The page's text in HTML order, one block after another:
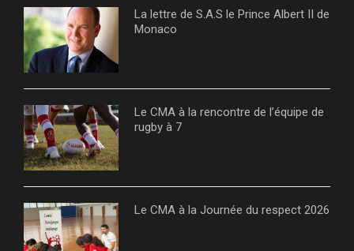
La lettre de S.A.S le Prince Albert II de
Monaco
Le CMA à la rencontre de l’équipe de
rugby à 7
Le CMA à la Journée du respect 2026